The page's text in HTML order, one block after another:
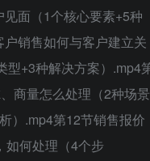
面（1个核心要素+5种
销售如何与客户建立关
型+3种解决方案）.mp4
商量怎么处理（2种场景
）.mp4第12节销售报价
如何处理（4个步